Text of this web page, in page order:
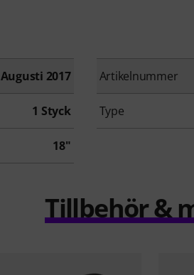
Augusti 2017 Artikelnummer
1 Styck Type
18"
Tillbehör &